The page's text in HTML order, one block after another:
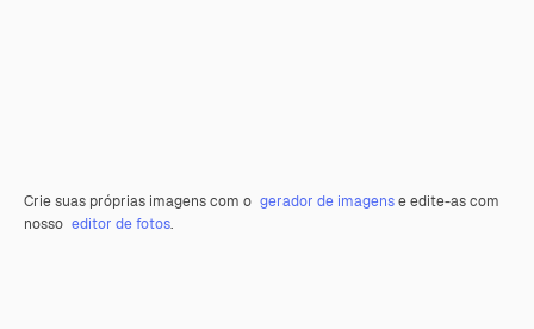
Crie suas próprias imagens com o gerador de imagense edite-as com
nosso editor de fotos.